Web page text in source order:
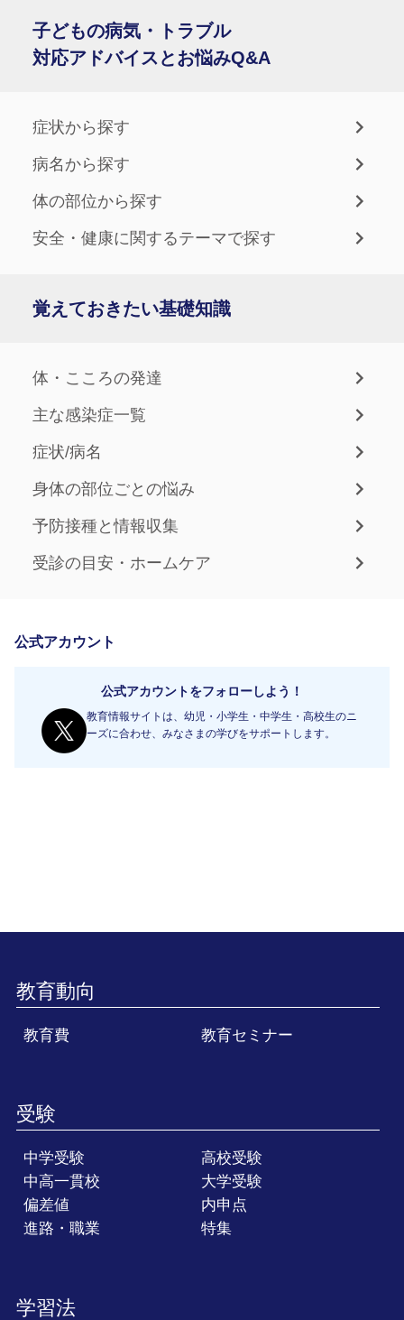
子どもの病気・トラブル
対応アドバイスとお悩みQ&A
症状から探す
病名から探す
体の部位から探す
安全・健康に関するテーマで探す
覚えておきたい基礎知識
体・こころの発達
主な感染症一覧
症状/病名
身体の部位ごとの悩み
予防接種と情報収集
受診の目安・ホームケア
公式アカウント
公式アカウントをフォローしよう！
教育情報サイトは、幼児・小学生・中学生・高校生のニ
ーズに合わせ、みなさまの学びをサポートします。
教育動向
教育費 教育セミナー
受験
中学受験
高校受験
中高一貫校
大学受験
偏差値
内申点
進路・職業
特集
学習法